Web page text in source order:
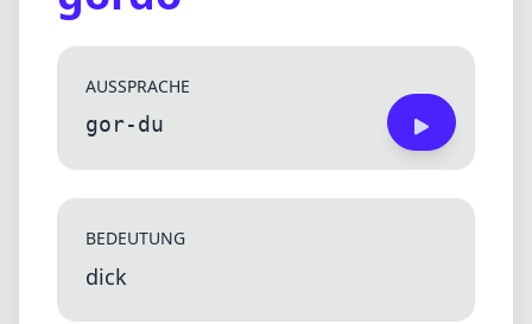
AUSSPRACHE
gor-du
BEDEUTUNG
dick